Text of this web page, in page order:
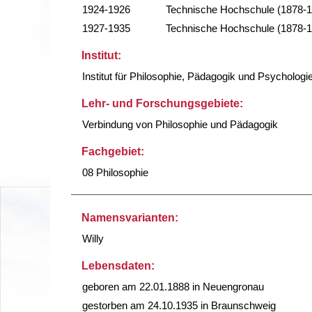
1924-1926
Technische Hochschule (1878-
1927-1935
Technische Hochschule (1878-
Institut:
Institut für Philosophie, Pädagogik und
Lehr- und Forschungsgebiete:
Verbindung von Philosophie und Pädagogik
Fachgebiet:
08 Philosophie
Namensvarianten:
Willy
Lebensdaten:
geboren am 22.01.1888 in Neuengronau
gestorben am 24.10.1935 in Braunschweig